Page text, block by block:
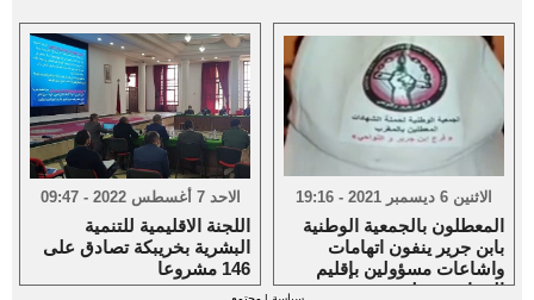
الاحد 7 أغسطس 2022 - 09:47
اللجنة الاقليمية للتنمية
البشرية بخريبكة تصادق على
146 مشروعا
الاثنين 6 ديسمبر 2021 - 19:16
المعطلون بالجمعية الوطنية
بابن جرير ينفون اتهامات
واشاعات مسؤولين بإقليم
الرحامنة حولهم